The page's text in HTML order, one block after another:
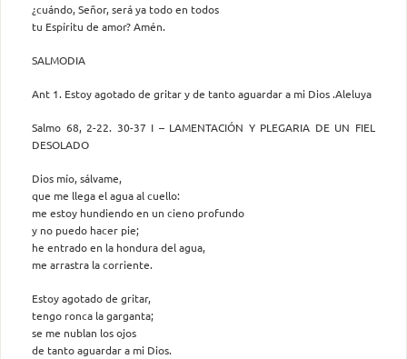
¿cuándo, Señor, será ya todo en todos
tu Espíritu de amor? Amén.
SALMODIA
Ant 1. Estoy agotado de gritar y de tanto aguardar a mi Dios .Aleluya
Salmo 68, 2-22. 30-37 I – LAMENTACIÓN Y PLEGARIA DE UN FIEL
DESOLADO
Dios mío, sálvame,
que me llega el agua al cuello:
me estoy hundiendo en un cieno profundo
y no puedo hacer pie;
he entrado en la hondura del agua,
me arrastra la corriente.
Estoy agotado de gritar,
tengo ronca la garganta;
se me nublan los ojos
de tanto aguardar a mi Dios.